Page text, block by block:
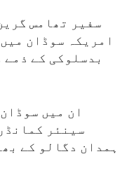
سفیر تھامس
امریکہ سوڈان
بدسلوکی کے
ان میں
سینئر
ہمدان دگالو کے